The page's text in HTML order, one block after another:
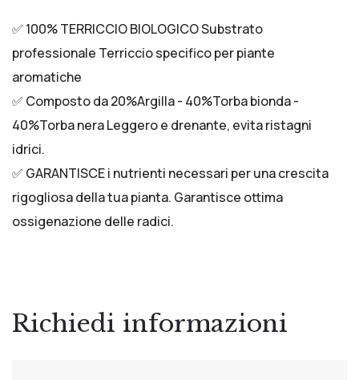
✅ 100% TERRICCIO BIOLOGICO Substrato
professionale Terriccio specifico per piante
aromatiche
✅ Composto da 20%Argilla - 40%Torba bionda -
40%Torba nera Leggero e drenante, evita ristagni
idrici.
✅ GARANTISCE i nutrienti necessari per una crescita
rigogliosa della tua pianta. Garantisce ottima
ossigenazione delle radici.
Richiedi informazioni